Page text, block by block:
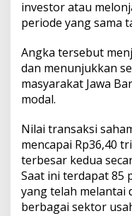
investor atau
periode yang sama
Angka tersebut
dan menunjukkan
masyarakat Jawa
modal.
Nilai transaksi
mencapai Rp36,40
terbesar kedua
Saat ini terdapat 85
yang telah melantai
berbagai sektor